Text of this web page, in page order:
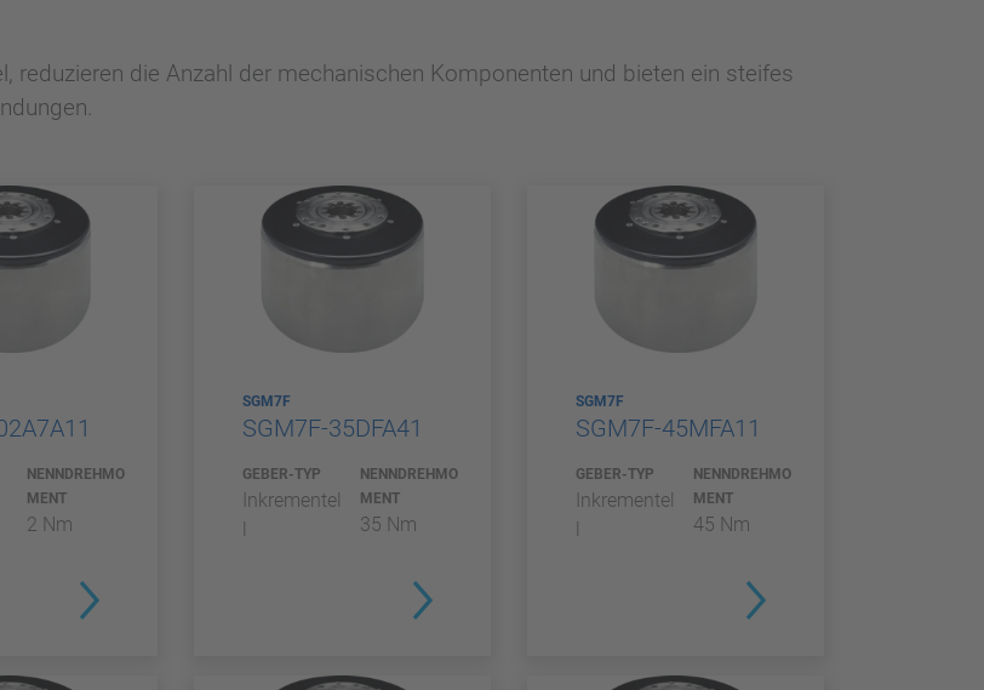
reduzieren die Anzahl der mechanischen Komponenten und bieten ein steifes
NENNDREHMO
MENT
2 Nm
SGM7F
SGM7F-35DFA41
GEBER-TYP
Inkrementel
l
NENNDREHMO
MENT
35 Nm
SGM7F
SGM7F-45MFA11
GEBER-TYP
Inkrementel
l
NENNDREHMO
MENT
45 Nm